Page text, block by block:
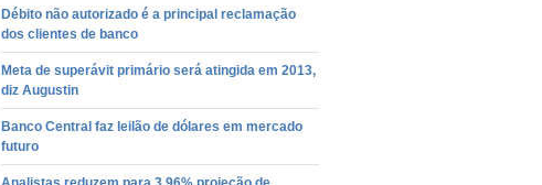
Débito não autorizado é a principal reclamação
dos clientes de banco
Meta de superávit primário será atingida em 2013,
diz Augustin
Banco Central faz leilão de dólares em mercado
futuro